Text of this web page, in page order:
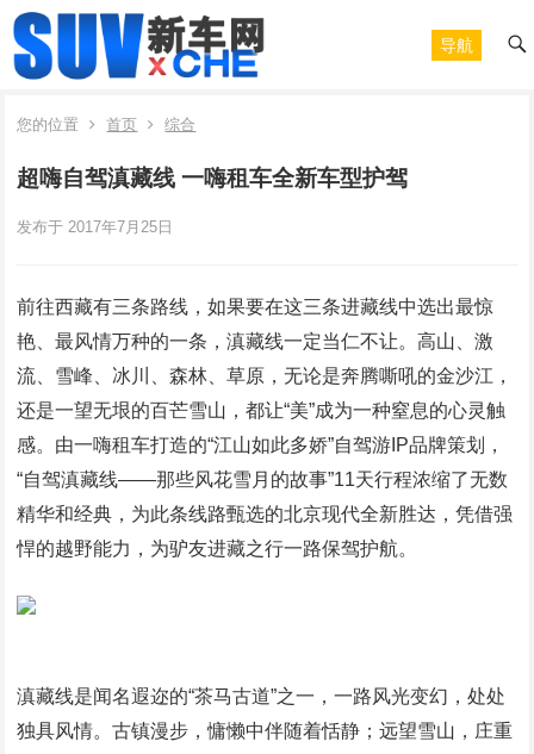
导航
您的位置 首页 综合
超嗨自驾滇藏线 一嗨租车全新车型护驾
发布于 2017年7月25日
前往西藏有三条路线，如果要在这三条进藏线中选出最惊
艳、最风情万种的一条，滇藏线一定当仁不让。高山、激
流、雪峰、冰川、森林、草原，无论是奔腾嘶吼的金沙江，
还是一望无垠的百芒雪山，都让“美”成为一种窒息的心灵触
感。由一嗨租车打造的“江山如此多娇”自驾游IP品牌策划，
“自驾滇藏线——那些风花雪月的故事”11天行程浓缩了无数
精华和经典，为此条线路甄选的北京现代全新胜达，凭借强
悍的越野能力，为驴友进藏之行一路保驾护航。
滇藏线是闻名遐迩的“茶马古道”之一，一路风光变幻，处处
独具风情。古镇漫步，慵懒中伴随着恬静；远望雪山，庄重